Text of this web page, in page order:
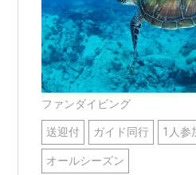
ファンダイビング
送迎付 ガイド同行 1人参
オールシーズン